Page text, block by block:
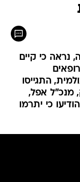
נראה כי קיים
התגייסו
מנכ"ל אפל,
כי יתרמו